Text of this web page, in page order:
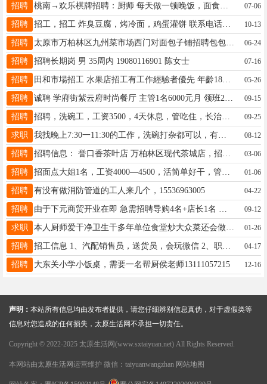
招聘 07-06
招聘 招工，招工 炸臭豆腐，烤冷面，鸡蛋灌饼 联系电话：15103583443 10-13
招聘 太原市万柏林区九州菜市场西门对面包子铺招聘包包子员工，钟点工，半天班，全天班，会包包子的优先录用 工资3000—6000 联系电话17735576272 13453446272 06-24
招聘 招聘长期岗 男 35周内 19080116901 陈女士 07-16
招聘 田和市場招工 水果店招工有工作經驗者優先 年齡18到45歲13646180358 05-26
招聘 09-15
招聘 招聘，洗碗工，工资3500，4天休息，管吃住，长治路学府街口，有意者联系13934515866 09-25
求职 我找晚上7:30一11:30的工作，洗碗打杂都可以，有要用的老板可以联系我，电话:18735372862 08-12
招聘 03-06
招聘 01-06
招聘 有没有做消防管道的工人来几个，15536963005 04-22
招聘 09-12
求职 本人厨师爱干净卫生干多年单位食堂炒大众菜还会做面食有单位食堂或者其他职工食堂用厨师联系本人炒菜代面食什么都会做联系方式13653645974 01-26
招聘 04-17
招聘 大东关小学小饭桌，需要一名帮厨侯老师13111057215 12-16
声明： 本站所有信息均由发布者提供，请您仔细辨别信息真伪，对于虚假类等
信息对您造成的任何损失，太原生活网不承担一切责任。
Copyright © 2022-2025 太原生活网(www.sxtaiyuan.net) All Rights Reserved.
本网站由太原生活网 运营维护 微信：taiyuanwangzhan 网站地图